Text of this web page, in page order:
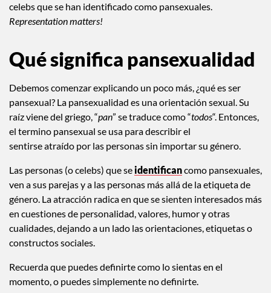
celebs que se han identificado como pansexuales.
Representation matters!
Qué significa pansexualidad
Debemos comenzar explicando un poco más, ¿qué es ser
pansexual? La pansexualidad es una orientación sexual. Su
raíz viene del griego, “pan” se traduce como “todos“. Entonces,
el termino pansexual se usa para describir el
sentirse atraído por las personas sin importar su género.
Las personas (o celebs) que seidentificancomo pansexuales,
ven a sus parejas y a las personas más allá de la etiqueta de
género. La atracción radica en que se sienten interesados más
en cuestiones de personalidad, valores, humor y otras
cualidades, dejando a un lado las orientaciones, etiquetas o
constructos sociales.
Recuerda que puedes definirte como lo sientas en el
momento, o puedes simplemente no definirte.